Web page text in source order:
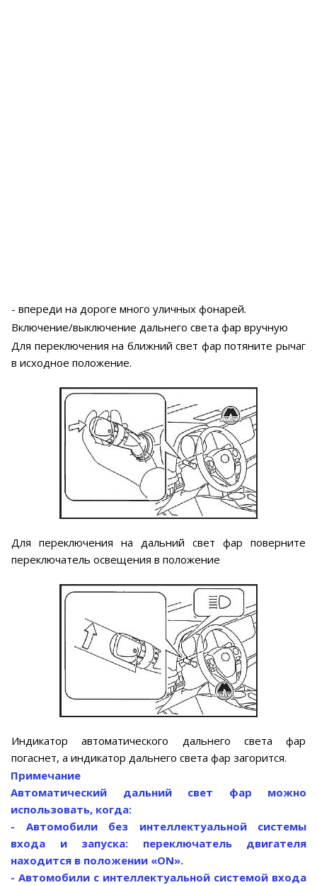
- впереди на дороге много уличных фонарей.
Включение/выключение дальнего света фар вручную
Для переключения на ближний свет фар потяните рычаг
в исходное положение.
Для переключения на дальний свет фар поверните
переключатель освещения в положение
Индикатор автоматического дальнего света фар
погаснет, а индикатор дальнего света фар загорится.
Примечание
Автоматический дальний свет фар можно
использовать, когда:
- Автомобили без интеллектуальной системы
входа и запуска: переключатель двигателя
находится в положении «ON».
- Автомобили с интеллектуальной системой входа